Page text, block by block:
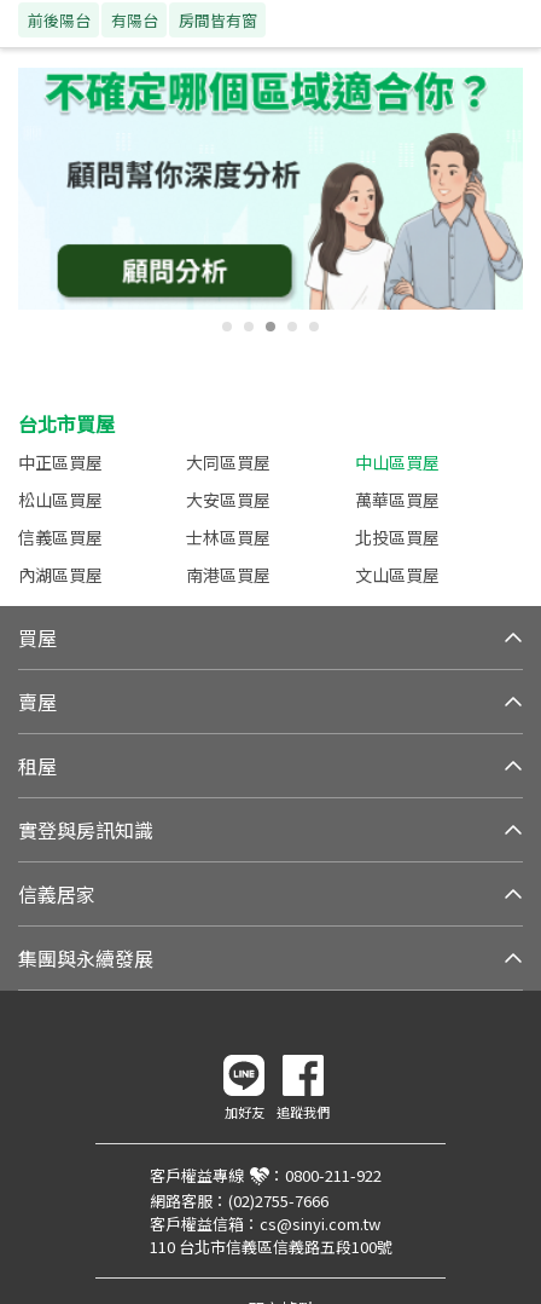
前後陽台 有陽台 房間皆有窗
台北市買屋
中正區買屋 大同區買屋
中山區買屋
松山區買屋
大安區買屋
萬華區買屋
信義區買屋
士林區買屋
北投區買屋
內湖區買屋
南港區買屋 文山區買屋
買屋
賣屋
租屋
實登與房訊知識
信義居家
集團與永續發展
加好友 追蹤我們
客戶權益專線 ： 0800-211-922
網路客服： (02)2755-7666
客戶權益信箱： cs@sinyi.com.tw
110 台北市信義區信義路五段100號